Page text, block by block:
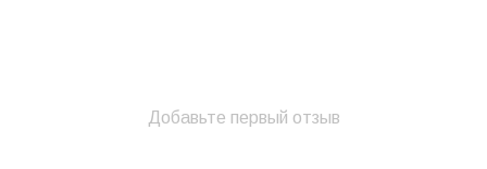
Добавьте первый отзыв